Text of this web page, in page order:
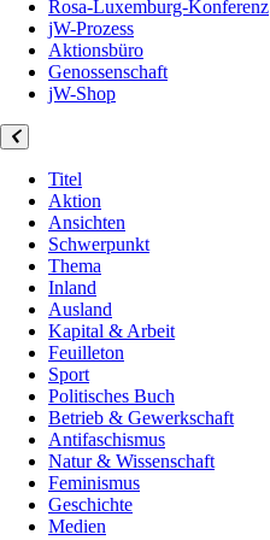
Rosa-Luxemburg-Konferenz
jW-Prozess
Aktionsbüro
Genossenschaft
jW-Shop
Titel
Aktion
Ansichten
Schwerpunkt
Thema
Inland
Ausland
Kapital & Arbeit
Feuilleton
Sport
Politisches Buch
Betrieb & Gewerkschaft
Antifaschismus
Natur & Wissenschaft
Feminismus
Geschichte
Medien